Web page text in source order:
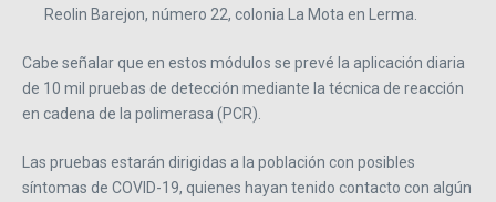
Reolin Barejon, número 22, colonia La Mota en Lerma.
Cabe señalar que en estos módulos se prevé la aplicación diaria
de 10 mil pruebas de detección mediante la técnica de reacción
en cadena de la polimerasa (PCR).
Las pruebas estarán dirigidas a la población con posibles
síntomas de COVID-19, quienes hayan tenido contacto con algún